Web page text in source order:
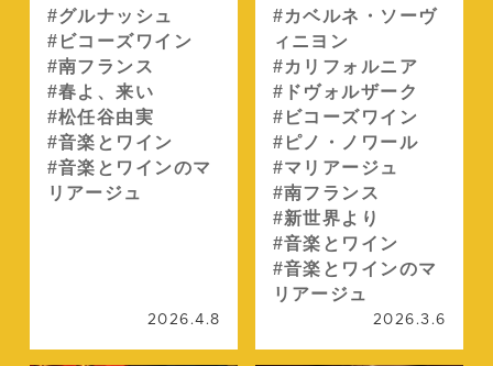
グルナッシュ
ビコーズワイン
南フランス
春よ、来い
松任谷由実
音楽とワイン
音楽とワインのマ
リアージュ
2026.4.8
カベルネ・ソーヴ
ィニヨン
カリフォルニア
ドヴォルザーク
ビコーズワイン
ピノ・ノワール
マリアージュ
南フランス
新世界より
音楽とワイン
音楽とワインのマ
リアージュ
2026.3.6